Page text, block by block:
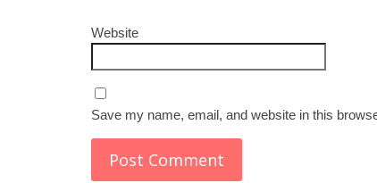
Website
Save my name, email, and website in this